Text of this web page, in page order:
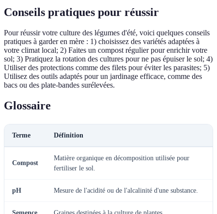
Conseils pratiques pour réussir
Pour réussir votre culture des légumes d'été, voici quelques conseils
pratiques à garder en mère : 1) choisissez des variétés adaptées à
votre climat local; 2) Faites un compost régulier pour enrichir votre
sol; 3) Pratiquez la rotation des cultures pour ne pas épuiser le sol; 4)
Utiliser des protections comme des filets pour éviter les parasites; 5)
Utilisez des outils adaptés pour un jardinage efficace, comme des
bacs ou des plate-bandes surélevées.
Glossaire
Terme Définition
Compost
Matière organique en décomposition utilisée pour
fertiliser le sol.
pH Mesure de l'acidité ou de l'alcalinité d'une substance.